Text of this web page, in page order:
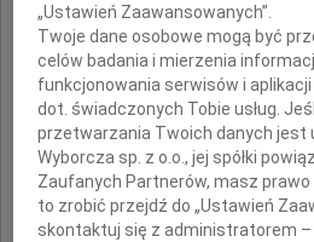
wspaniałego,
„Ustawień Zaawansowanych”.
Twoje dane osobowe mogą być
celów badania i mierzenia
funkcjonowania serwisów i aplikacji
dot. świadczonych Tobie usług.
przetwarzania Twoich danych jest
Wyborcza sp. z o.o., jej spółki
Zaufanych Partnerów, masz
to zrobić przejdź do „Ustawień
skontaktuj się z administratorem –